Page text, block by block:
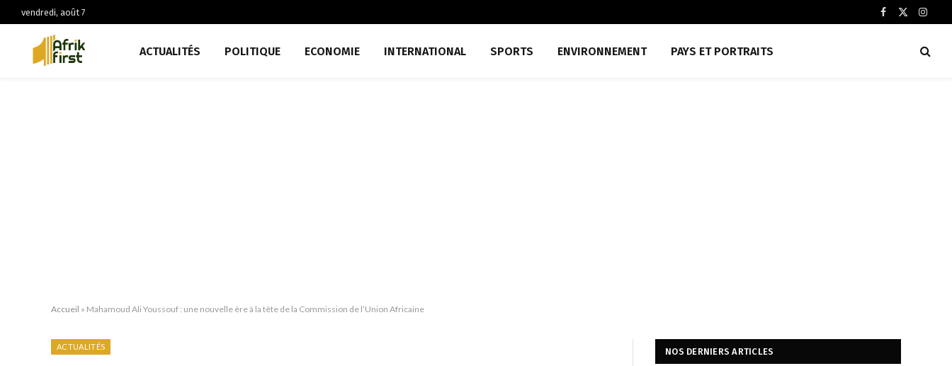
vendredi, août 7
Facebook
X
ACTUALITÉS POLITIQUE ECONOMIE INTERNATIONAL SPORTS ENVIRONNEMENT PAYS ET PORTRAITS
Accueil » Mahamoud Ali Youssouf : une nouvelle ère à la tête de la Commission de l’Union Africaine
ACTUALITÉS NOS DERNIERS ARTICLES